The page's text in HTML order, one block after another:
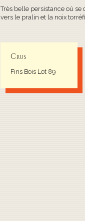
Très belle persistance où
vers le pralin et la noix
Crus
Fins Bois Lot 89